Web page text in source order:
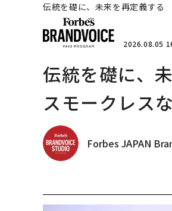
伝統を礎に、未来を再定義す
2026.08.05
伝統を礎に、
スモークレス
Forbes JAPAN